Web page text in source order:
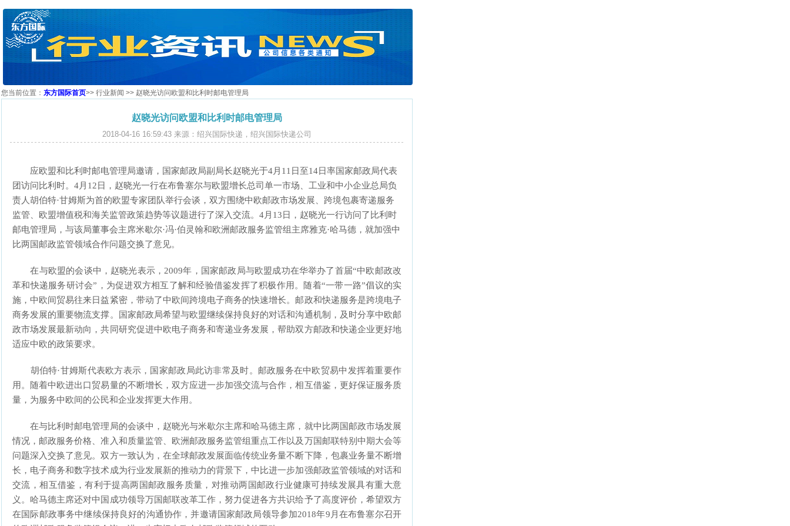
您当前位置： 东方国际首页>> 行业新闻 >> 赵晓光访问欧盟和比利时邮电管理局
赵晓光访问欧盟和比利时邮电管理局
2018-04-16 16:59:43 来源：绍兴国际快递，绍兴国际快递公司
应欧盟和比利时邮电管理局邀请，国家邮政局副局长赵晓光于4月11日至14日率国家邮政局代表
团访问比利时。4月12日，赵晓光一行在布鲁塞尔与欧盟增长总司单一市场、工业和中小企业总局负
责人胡伯特·甘姆斯为首的欧盟专家团队举行会谈，双方围绕中欧邮政市场发展、跨境包裹寄递服务
监管、欧盟增值税和海关监管政策趋势等议题进行了深入交流。4月13日，赵晓光一行访问了比利时
邮电管理局，与该局董事会主席米歇尔·冯·伯灵翰和欧洲邮政服务监管组主席雅克·哈马德，就加强中
比两国邮政监管领域合作问题交换了意见。
在与欧盟的会谈中，赵晓光表示，2009年，国家邮政局与欧盟成功在华举办了首届“中欧邮政改
革和快递服务研讨会”，为促进双方相互了解和经验借鉴发挥了积极作用。随着“一带一路”倡议的实
施，中欧间贸易往来日益紧密，带动了中欧间跨境电子商务的快速增长。邮政和快递服务是跨境电子
商务发展的重要物流支撑。国家邮政局希望与欧盟继续保持良好的对话和沟通机制，及时分享中欧邮
政市场发展最新动向，共同研究促进中欧电子商务和寄递业务发展，帮助双方邮政和快递企业更好地
适应中欧的政策要求。
胡伯特·甘姆斯代表欧方表示，国家邮政局此访非常及时。邮政服务在中欧贸易中发挥着重要作
用。随着中欧进出口贸易量的不断增长，双方应进一步加强交流与合作，相互借鉴，更好保证服务质
量，为服务中欧间的公民和企业发挥更大作用。
在与比利时邮电管理局的会谈中，赵晓光与米歇尔主席和哈马德主席，就中比两国邮政市场发展
情况，邮政服务价格、准入和质量监管、欧洲邮政服务监管组重点工作以及万国邮联特别中期大会等
问题深入交换了意见。双方一致认为，在全球邮政发展面临传统业务量不断下降，包裹业务量不断增
长，电子商务和数字技术成为行业发展新的推动力的背景下，中比进一步加强邮政监管领域的对话和
交流，相互借鉴，有利于提高两国邮政服务质量，对推动两国邮政行业健康可持续发展具有重大意
义。哈马德主席还对中国成功领导万国邮联改革工作，努力促进各方共识给予了高度评价，希望双方
在国际邮政事务中继续保持良好的沟通协作，并邀请国家邮政局领导参加2018年9月在布鲁塞尔召开